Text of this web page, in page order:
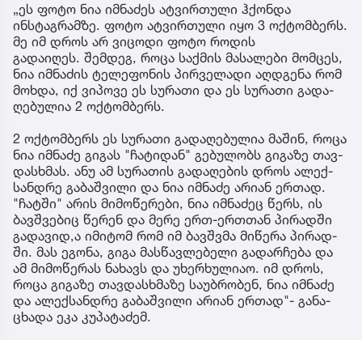
„ეს ფოტო ნია იმნაძეს ატვირთული ჰქონდა
ინსტაგრამზე. ფოტო ატვირთული იყო 3 ოქტომბერს.
მე იმ დროს არ ვიცოდი ფოტო როდის
გადაიღეს. შემ­დეგ, როცა საქ­მის მა­სა­ლე­ბი მომ­ცეს,
ნია იმ­ნა­ძის ტე­ლე­ფო­ნის პირ­ვე­ლა­დი აღ­დგე­ნა რომ
მოხ­და, იქ ვი­პო­ვე ეს სუ­რა­თი და ეს სუ­რა­თი გა­და­
ღე­ბუ­ლია 2 ოქ­ტომ­ბერს.
2 ოქ­ტომ­ბერს ეს სუ­რა­თი გა­და­ღე­ბუ­ლია მა­შინ, როცა
ნია იმ­ნა­ძე გი­გას "ჩა­ტი­დან" გე­ბუ­ლობს გი­გა­ზე თავ­
დას­ხმას. ანუ ამ სუ­რა­თის გა­და­ღე­ბის დროს ალექ­
სან­დრე გა­ბაშ­ვი­ლი და ნია იმ­ნა­ძე არი­ან ერ­თად.
"ჩატ­ში" არის მი­მო­წე­რე­ბი, ნია იმ­ნა­ძეც წერს, ის
ბავ­შვე­ბიც წე­რენ და მერე ერთ-ერ­თთან პი­რად­ში
გა­და­ვი­დ,ა იმი­ტომ რომ იმ ბავ­შვმა მი­წე­რა პი­რად­
ში. მას ეგო­ნა, გიგა მას­წავ­ლე­ბე­ლი გა­დარ­ჩე­ბა და
ამ მი­მო­წე­რას ნა­ხავს და უხერ­ხუ­ლი­აო. იმ დროს,
როცა გი­გა­ზე თავ­დას­ხმა­ზე სა­უბ­რო­ბენ, ნია იმ­ნა­ძე
და ალექ­სან­დრე გა­ბაშ­ვი­ლი არი­ან ერ­თად"- გა­ნა­
ცხა­და ეკა კუ­პა­ტა­ძემ.